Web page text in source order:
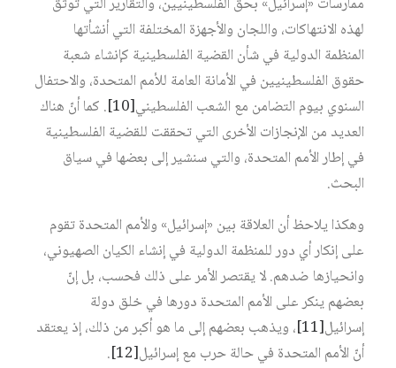
لهذه الانتهاكات، واللجان والأجهزة المختلفة التي أنشأتها
المنظمة الدولية في شأن القضية الفلسطينية كإنشاء شعبة
حقوق الفلسطينيين في الأمانة العامة للأمم المتحدة، والاحتفال
السنوي بيوم التضامن مع الشعب الفلسطيني[10]
. كما أنّ هناك
العديد من الإنجازات الأخرى التي تحققت للقضية الفلسطينية
في إطار الأمم المتحدة، والتي سنشير إلى بعضها في سياق
البحث.
وهكذا يلاحظ أن العلاقة بين «إسرائيل» والأمم المتحدة تقوم
على إنكار أي دور للمنظمة الدولية في إنشاء الكيان الصهيوني،
وانحيازها ضدهم. لا يقتصر الأمر على ذلك فحسب، بل إنّ
بعضهم ينكر على الأمم المتحدة دورها في خلق دولة
إسرائيل[11]
، ويذهب بعضهم إلى ما هو أكبر من ذلك، إذ يعتقد
أنّ الأمم المتحدة في حالة حرب مع إسرائيل[12]
.